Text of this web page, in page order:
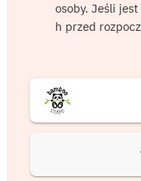
osoby. Jeśli
h przed